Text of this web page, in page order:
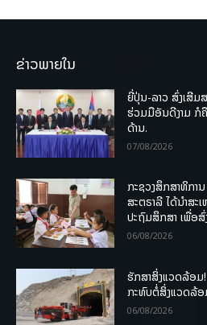
ຂ່າວພາຍໃນ
ຍີ່ປຸ່ນ-ລາວ ສົ່ງເສີມ
ຮ່ວມມືອັນດີງາມ ກໍ
ດ້ານ.
07/08/2026
ກະຊວງສຶກສາທິກາ
ສະຕຣາລີ ໄດ້ນຳສະ
ປະຖົມສຶກສາ ເພື່ອສົ່
06/08/2026
ຮັກສາສິ່ງແວດລ້ອ
ກະທົບຕໍ່ສິ່ງແວດລ້
06/08/2026